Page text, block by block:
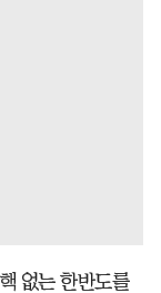
없는 한반도를